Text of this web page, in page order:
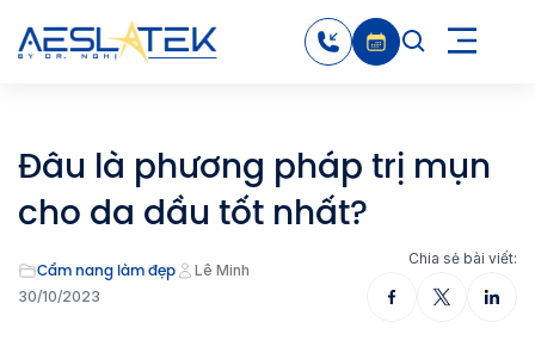
Đâu là phương pháp trị mụn
cho da dầu tốt nhất?
Cẩm nang làm đẹp
Lê Minh
30/10/2023
Chia sẻ bài viết: